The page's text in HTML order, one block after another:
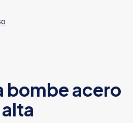
bombe acero